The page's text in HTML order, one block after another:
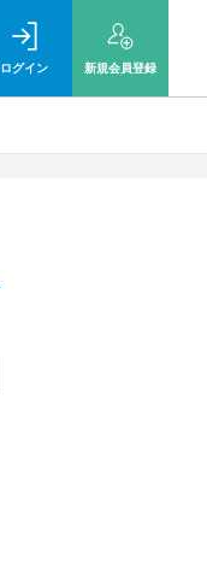
ログイン 新規会員登録